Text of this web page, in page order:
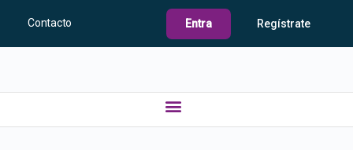
Contacto Entra Regístrate